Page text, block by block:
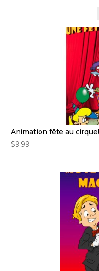
Animation fête au cirque!
$9.99